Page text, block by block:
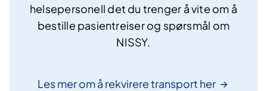
helsepersonell det du trenger å vite om å
bestille pasientreiser og spørsmål om
NISSY.
Les mer om å rekvirere transport her